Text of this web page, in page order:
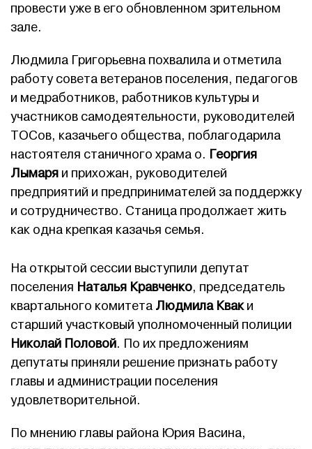
провести уже в его обновленном зрительном
зале.
Людмила Григорьевна похвалила и отметила
работу совета ветеранов поселения, педагогов
и медработников, работников культуры и
участников самодеятельности, руководителей
ТОСов, казачьего общества, поблагодарила
настоятеля станичного храма о. Георгия
Лымаря и прихожан, руководителей
предприятий и предпринимателей за поддержку
и сотрудничество. Станица продолжает жить
как одна крепкая казачья семья.
На открытой сессии выступили депутат
поселения Наталья Кравченко, председатель
квартального комитета Людмила Кваки
старший участковый уполномоченный полиции
Николай Половой. По их предложениям
депутаты приняли решение признать работу
главы и администрации поселения
удовлетворительной.
По мнению главы района Юрия Васина,